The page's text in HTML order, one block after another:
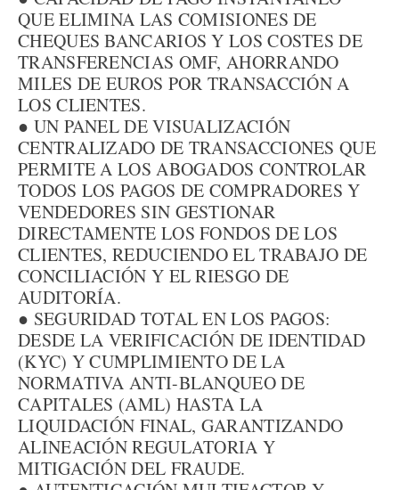
QUE ELIMINA LAS COMISIONES DE
CHEQUES BANCARIOS Y LOS COSTES DE
TRANSFERENCIAS OMF, AHORRANDO
MILES DE EUROS POR TRANSACCIÓN A
LOS CLIENTES.
● UN PANEL DE VISUALIZACIÓN
CENTRALIZADO DE TRANSACCIONES QUE
PERMITE A LOS ABOGADOS CONTROLAR
TODOS LOS PAGOS DE COMPRADORES Y
VENDEDORES SIN GESTIONAR
DIRECTAMENTE LOS FONDOS DE LOS
CLIENTES, REDUCIENDO EL TRABAJO DE
CONCILIACIÓN Y EL RIESGO DE
AUDITORÍA.
● SEGURIDAD TOTAL EN LOS PAGOS:
DESDE LA VERIFICACIÓN DE IDENTIDAD
(KYC) Y CUMPLIMIENTO DE LA
NORMATIVA ANTI-BLANQUEO DE
CAPITALES (AML) HASTA LA
LIQUIDACIÓN FINAL, GARANTIZANDO
ALINEACIÓN REGULATORIA Y
MITIGACIÓN DEL FRAUDE.